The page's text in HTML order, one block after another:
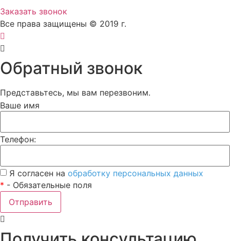
Заказать звонок
Все права защищены © 2019 г.
Обратный звонок
Представьтесь, мы вам перезвоним.
Ваше имя
Телефон:
Я согласен на обработку персональных данных
* - Обязательные поля
Отправить